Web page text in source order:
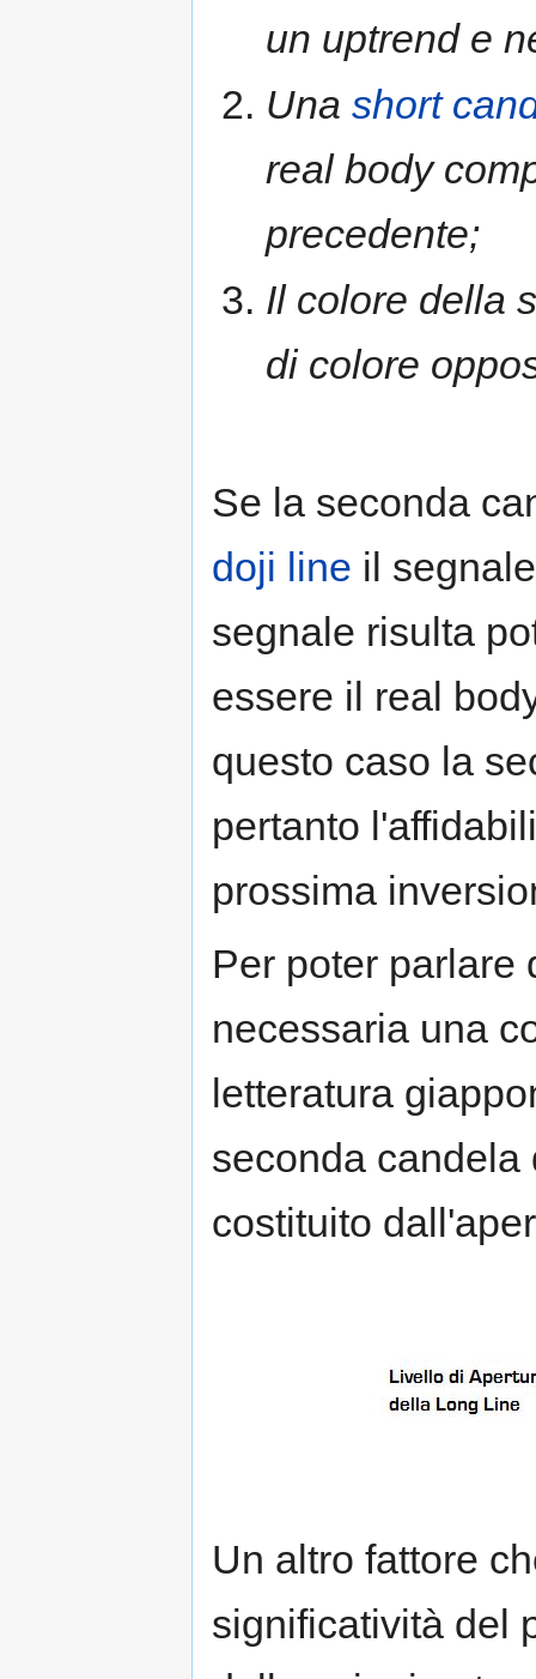
un uptrend e
Una short
real body
precedente;
Il colore della
di colore
Se la seconda
doji line il
segnale risulta
essere il real
questo caso la
pertanto
prossima
Per poter parlare
necessaria una
letteratura
seconda candela
costituito
Un altro fattore
significatività del